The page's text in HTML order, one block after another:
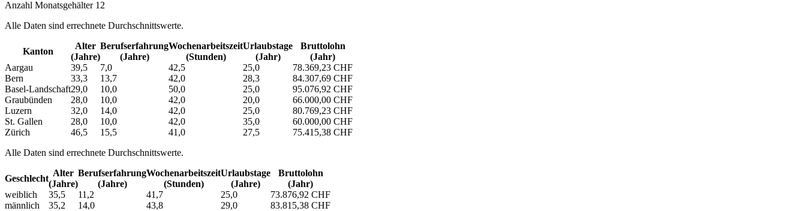
Anzahl Monatsgehälter 12
Alle Daten sind errechnete Durchschnittswerte.
Kanton
Alter
(Jahre)
Berufs­erfahrung
(Jahre)
Wochen­arbeitszeit
(Stunden)
Urlaubs­tage
(Jahr)
Bruttolohn
(Jahr)
Aargau
39,5 7,0 42,5 25,0
78.369,23 CHF
Bern
33,3 13,7 42,0 28,3
84.307,69 CHF
Basel-Landschaft29,0 10,0 50,0 25,0
95.076,92 CHF
Graubünden
28,0 10,0 42,0 20,0
66.000,00 CHF
Luzern
32,0 14,0 42,0 25,0
80.769,23 CHF
St. Gallen
28,0 10,0 42,0 35,0
60.000,00 CHF
Zürich
46,5 15,5 41,0 27,5
75.415,38 CHF
Alle Daten sind errechnete Durchschnittswerte.
Geschlecht
Alter
(Jahre)
Berufs­erfahrung
(Jahre)
Wochen­arbeitszeit
(Stunden)
Urlaubs­tage
(Jahre)
Bruttolohn
(Jahr)
weiblich
35,5 11,2 41,7 25,0
73.876,92 CHF
männlich
35,2 14,0 43,8 29,0
83.815,38 CHF